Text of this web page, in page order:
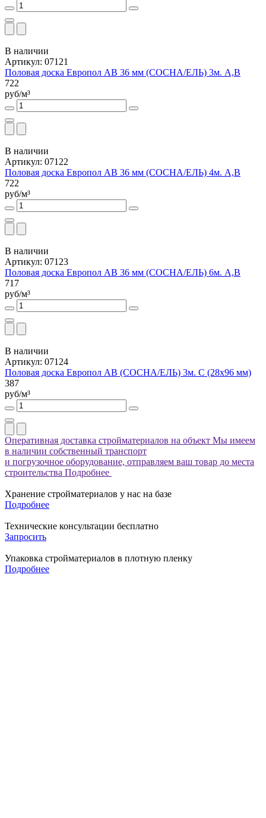
В наличии
Артикул: 07121
Половая доска Европол АВ 36 мм (СОСНА/ЕЛЬ) 3м. А,В
722
руб/м³
В наличии
Артикул: 07122
Половая доска Европол АВ 36 мм (СОСНА/ЕЛЬ) 4м. А,В
722
руб/м³
В наличии
Артикул: 07123
Половая доска Европол АВ 36 мм (СОСНА/ЕЛЬ) 6м. А,В
717
руб/м³
В наличии
Артикул: 07124
Половая доска Европол АВ (СОСНА/ЕЛЬ) 3м. C (28х96 мм)
387
руб/м³
Оперативная доставка стройматериалов на объект Мы имеем
в наличии собственный транспорт
и погрузочное оборудование, отправляем ваш товар до места
строительства Подробнее
Хранение стройматериалов у нас на базе
Подробнее
Технические консультации бесплатно
Запросить
Упаковка стройматериалов в плотную пленку
Подробнее